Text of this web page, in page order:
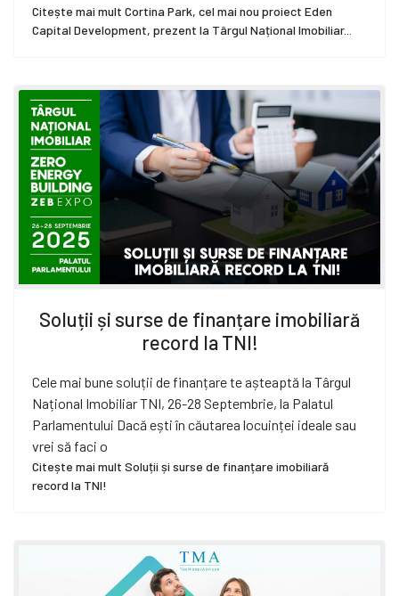
Citește mai mult Cortina Park, cel mai nou proiect Eden
Capital Development, prezent la Târgul Național Imobiliar...
Soluții și surse de finanțare imobiliară
record la TNI!
Cele mai bune soluții de finanțare te așteaptă la Târgul
Național Imobiliar TNI, 26-28 Septembrie, la Palatul
Parlamentului Dacă ești în căutarea locuinței ideale sau
vrei să faci o
Citește mai mult Soluții și surse de finanțare imobiliară
record la TNI!